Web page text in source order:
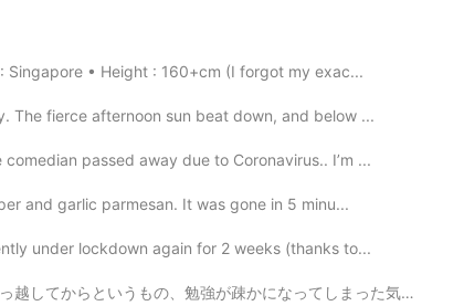
Singapore • Height : 160+cm (I forgot my exac...
The fierce afternoon sun beat down, and below ...
passed away due to Coronavirus.. I’m ...
and garlic parmesan. It was gone in 5 minu...
under lockdown again for 2 weeks (thanks to...
気がします。仕事が終わってから勉強が億劫になる傾向があります。 今までもう6年半ほど日本語の勉強...